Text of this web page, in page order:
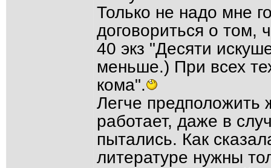
Только не надо мне
договориться о том,
40 экз "Десяти
меньше.) При всех
кома".
Легче предположить
работает, даже в
пытались. Как
литературе нужны